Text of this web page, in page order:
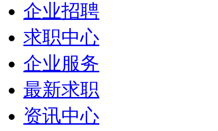
企业招聘
求职中心
企业服务
最新求职
资讯中心